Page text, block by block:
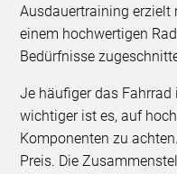
Ausdauertraining erzielt
einem hochwertigen
Bedürfnisse
Je häufiger das
wichtiger ist es, auf
Komponenten zu
Preis. Die